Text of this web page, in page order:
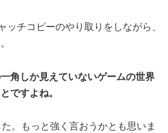
ッチコピーのやり取りをしながら、
角しか見えていないゲームの世界
ですよね。
。もっと強く言おうかとも思いま